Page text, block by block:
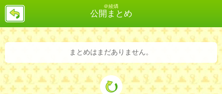
＠綾燐
公開まとめ
戻
まとめはまだありません。